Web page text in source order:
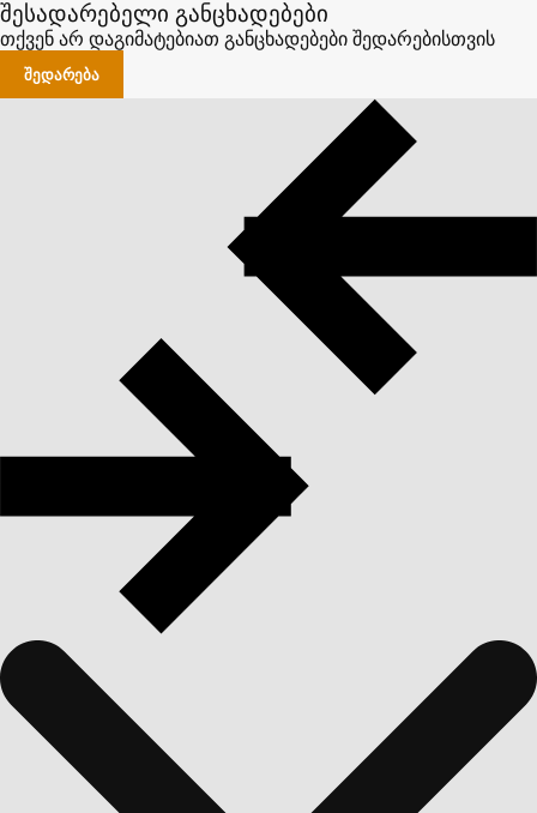
შესადარებელი განცხადებები
თქვენ არ დაგიმატებიათ განცხადებები შედარებისთვის
ᲨᲔᲓᲐᲠᲔᲑᲐ